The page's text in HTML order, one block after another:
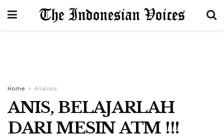
Home Analisis
ANIS, BELAJARLAH
DARI MESIN ATM !!!